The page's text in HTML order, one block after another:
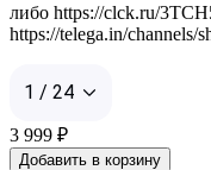
либо https://clck.ru/
https://telega.in/
1 / 24
3 999 ₽
Добавить в корзину